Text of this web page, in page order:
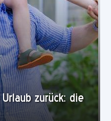
zurück: die
Duinrell geeignet?